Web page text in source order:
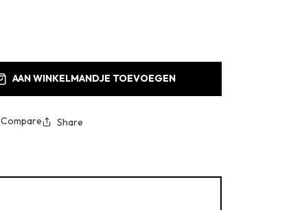
AAN WINKELMANDJE TOEVOEGEN
Compare Share